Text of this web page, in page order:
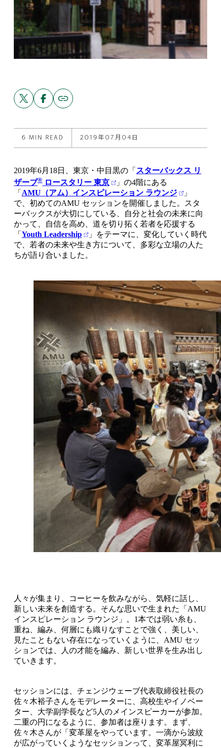
Share
this
post
X
Share
this
post
Facebook
Copy
link
to
6 MIN READ 2019年07月04日
2019年6月18日、東京・中目黒の「 スターバックス リ
ザーブ® ロースタリー 東京
」の4階にある
「 AMU（アム）インスピレーション ラウンジ
」
で、初めてのAMU セッションを開催しました。スタ
ーバックスが大切にしている、自分と社会の未来に向
かって、自信を高め、道を切り拓く若者を応援する
「 Youth Leadership
」をテーマに、変化していく時代
で、若者の未来や生き方について、多彩な立場の人た
ちが語り合いました。
人々が集まり、コーヒーを飲みながら、気軽に話し、
新しい未来を創造する。そんな思いで生まれた「AMU
インスピレーション ラウンジ」。1本では弱い糸も、
重ね、編み、何層にも織りなすことで強く、美しい、
見たこともない存在になっていくように、AMU セッ
ションでは、人の才能を編み、新しい世界を生み出し
ていきます。
セッションには、チェンジウェーブ代表取締役社長の
佐々木裕子さんをモデレーターに、高校生やイノベー
ター、大学副学長など5人のメインスピーカーが参加。
二重の円になるように、参加者は座ります。まず、
佐々木さんが「変革屋をやっています。一滴から波紋
が広がっていくようなセッションって、変革屋冥利に